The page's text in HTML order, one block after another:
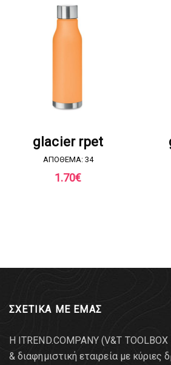
glacier rpet
ΑΠΟΘΕΜΑ: 34
1.70€
ΣΧΕΤΙΚΑ ΜΕ ΕΜΑΣ
Η ITREND.COMPANY (V&T TOOLBOX
& διαφημιστική εταιρεία με κύριες